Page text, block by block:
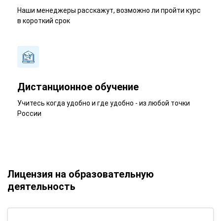
Наши менеджеры расскажут, возможно ли пройти курс
в короткий срок
Дистанционное обучение
Учитесь когда удобно и где удобно - из любой точки
России
Лицензия на образовательную
деятельность